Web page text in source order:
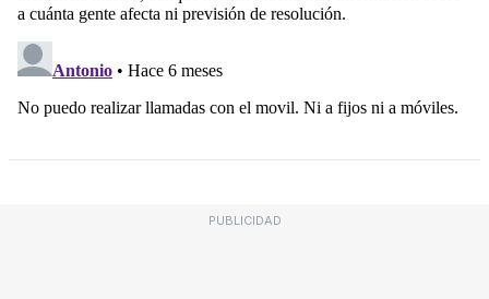
PUBLICIDAD